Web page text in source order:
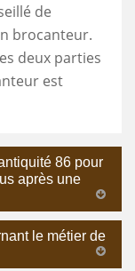
de
brocanteur.
deux parties
est
86 pour
après une
le métier de